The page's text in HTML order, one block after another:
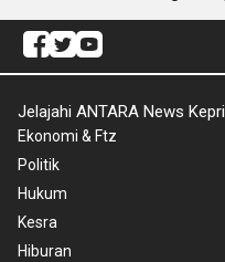
Jelajahi ANTARA News Kepri
Ekonomi & Ftz
Politik
Hukum
Kesra
Hiburan